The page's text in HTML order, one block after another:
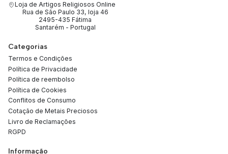
Loja de Artigos Religiosos Online
Rua de São Paulo 33, loja 46
2495-435 Fátima
Santarém - Portugal
Categorias
Termos e Condições
Política de Privacidade
Política de reembolso
Política de Cookies
Conflitos de Consumo
Cotação de Metais Preciosos
Livro de Reclamações
RGPD
Informação